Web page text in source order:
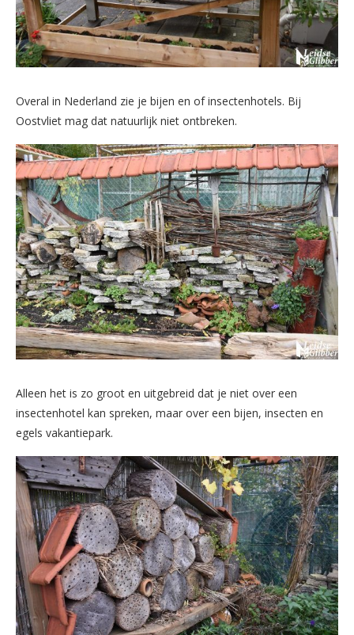
Overal in Nederland zie je bijen en of insectenhotels. Bij
Oostvliet mag dat natuurlijk niet ontbreken.
Alleen het is zo groot en uitgebreid dat je niet over een
insectenhotel kan spreken, maar over een bijen, insecten en
egels vakantiepark.